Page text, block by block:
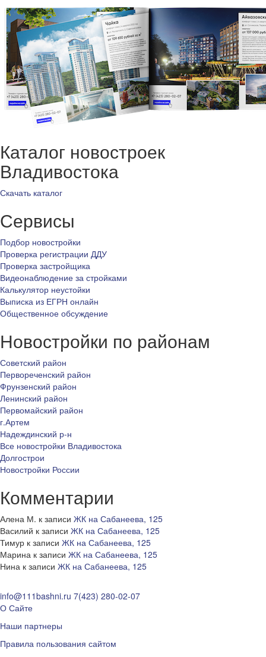
Каталог новостроек
Владивостока
Скачать каталог
Сервисы
Подбор новостройки
Проверка регистрации ДДУ
Проверка застройщика
Видеонаблюдение за стройками
Калькулятор неустойки
Выписка из ЕГРН онлайн
Общественное обсуждение
Новостройки по районам
Советский район
Первореченский район
Фрунзенский район
Ленинский район
Первомайский район
г.Артем
Надеждинский р-н
Все новостройки Владивостока
Долгострои
Новостройки России
Комментарии
Алена М. к записи ЖК на Сабанеева, 125
Василий к записи ЖК на Сабанеева, 125
Тимур к записи ЖК на Сабанеева, 125
Марина к записи ЖК на Сабанеева, 125
Нина к записи ЖК на Сабанеева, 125
info@111bashni.ru 7(423) 280-02-07
О Сайте
Наши партнеры
Правила пользования сайтом